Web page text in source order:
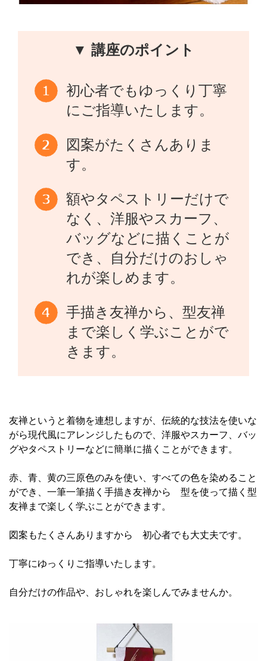
▼ 講座のポイント
初心者でもゆっくり丁寧
にご指導いたします。
図案がたくさんありま
す。
額やタペストリーだけで
なく、洋服やスカーフ、
バッグなどに描くことが
でき、自分だけのおしゃ
れが楽しめます。
手描き友禅から、型友禅
まで楽しく学ぶことがで
きます。
友禅というと着物を連想しますが、伝統的な技法を使いな
がら現代風にアレンジしたもので、洋服やスカーフ、バッ
グやタペストリーなどに簡単に描くことができます。
赤、青、黄の三原色のみを使い、すべての色を染めること
ができ、一筆一筆描く手描き友禅から 型を使って描く型
友禅まで楽しく学ぶことができます。
図案もたくさんありますから 初心者でも大丈夫です。
丁寧にゆっくりご指導いたします。
自分だけの作品や、おしゃれを楽しんでみませんか。